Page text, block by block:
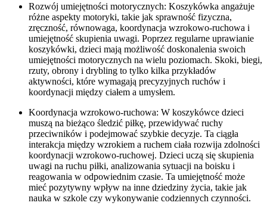
Rozwój umiejętności motorycznych: Koszykówka angażuje
różne aspekty motoryki, takie jak sprawność fizyczna,
zręczność, równowaga, koordynacja wzrokowo-ruchowa i
umiejętność skupienia uwagi. Poprzez regularne uprawianie
koszykówki, dzieci mają możliwość doskonalenia swoich
umiejętności motorycznych na wielu poziomach. Skoki, biegi,
rzuty, obrony i drybling to tylko kilka przykładów
aktywności, które wymagają precyzyjnych ruchów i
koordynacji między ciałem a umysłem.
Koordynacja wzrokowo-ruchowa: W koszykówce dzieci
muszą na bieżąco śledzić piłkę, przewidywać ruchy
przeciwników i podejmować szybkie decyzje. Ta ciągła
interakcja między wzrokiem a ruchem ciała rozwija zdolności
koordynacji wzrokowo-ruchowej. Dzieci uczą się skupienia
uwagi na ruchu piłki, analizowania sytuacji na boisku i
reagowania w odpowiednim czasie. Ta umiejętność może
mieć pozytywny wpływ na inne dziedziny życia, takie jak
nauka w szkole czy wykonywanie codziennych czynności.